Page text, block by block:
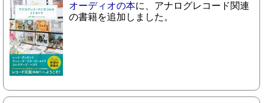
オーディオの本に、アナログレコード関連
の書籍を追加しました。